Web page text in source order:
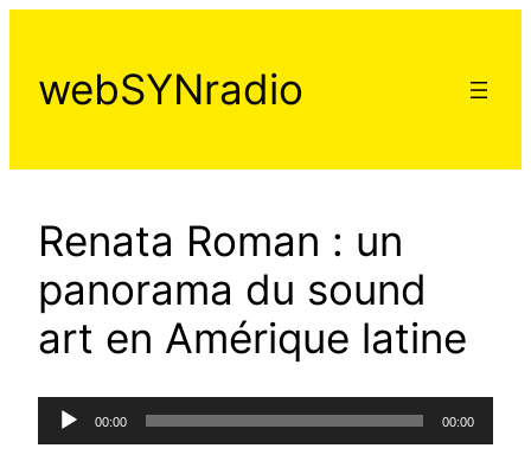
contenu
webSYNradio
Renata Roman : un
panorama du sound
art en Amérique latine
Lecteur
audio
00:00 00:00